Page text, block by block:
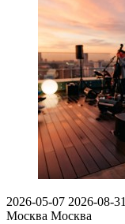
2026-05-07 2026-08-31
Москва Москва